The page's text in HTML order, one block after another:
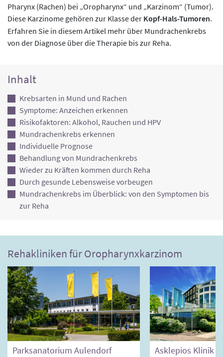
Pharynx (Rachen) bei „Oropharynx“ und „Karzinom“ (Tumor).
Diese Karzinome gehören zur Klasse der Kopf-Hals-Tumoren.
Erfahren Sie in diesem Artikel mehr über Mundrachenkrebs
von der Diagnose über die Therapie bis zur Reha.
Inhalt
Krebsarten in Mund und Rachen
Symptome: Anzeichen erkennen
Risikofaktoren: Alkohol, Rauchen und HPV
Mundrachenkrebs erkennen
Individuelle Prognose
Behandlung von Mundrachenkrebs
Wieder zu Kräften kommen durch Reha
Durch gesunde Lebensweise vorbeugen
Mundrachenkrebs im Überblick: von den Symptomen bis
zur Reha
Rehakliniken für Oropharynxkarzinom
Parksanatorium Aulendorf